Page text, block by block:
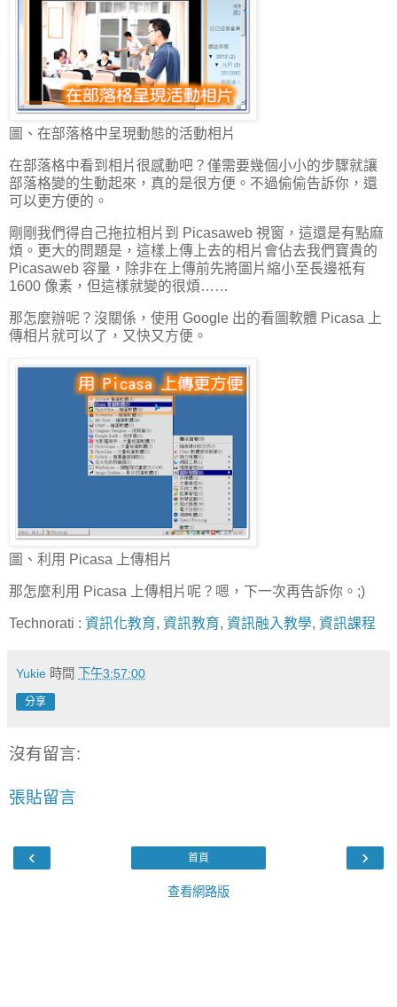
圖、在部落格中呈現動態的活動相片
在部落格中看到相片很感動吧？僅需要幾個小小的步驟就讓
部落格變的生動起來，真的是很方便。不過偷偷告訴你，還
可以更方便的。
剛剛我們得自己拖拉相片到 Picasaweb 視窗，這還是有點麻
煩。更大的問題是，這樣上傳上去的相片會佔去我們寶貴的
Picasaweb 容量，除非在上傳前先將圖片縮小至長邊祇有
1600 像素，但這樣就變的很煩……
那怎麼辦呢？沒關係，使用 Google 出的看圖軟體 Picasa 上
傳相片就可以了，又快又方便。
圖、利用 Picasa 上傳相片
那怎麼利用 Picasa 上傳相片呢？嗯，下一次再告訴你。;)
Technorati : 資訊化教育, 資訊教育, 資訊融入教學, 資訊課程
Yukie 時間 下午3:57:00
分享
沒有留言:
張貼留言
‹ ›
首頁
查看網路版